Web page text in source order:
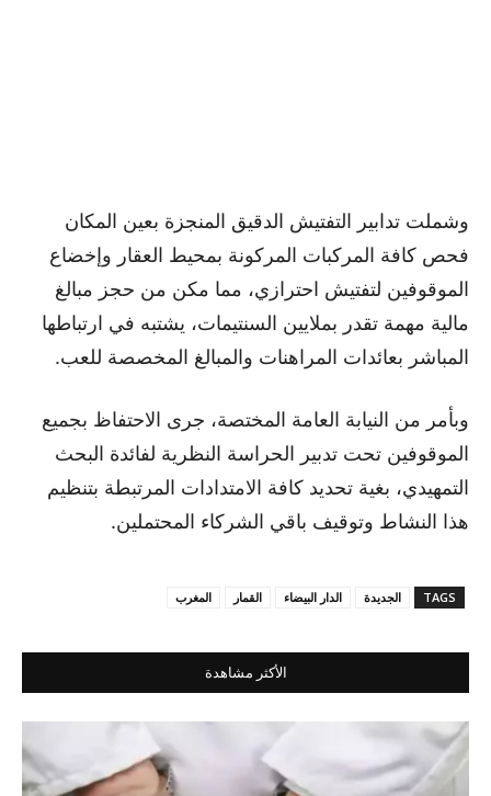
وشملت تدابير التفتيش الدقيق المنجزة بعين المكان
فحص كافة المركبات المركونة بمحيط العقار وإخضاع
الموقوفين لتفتيش احترازي، مما مكن من حجز مبالغ
مالية مهمة تقدر بملايين السنتيمات، يشتبه في ارتباطها
المباشر بعائدات المراهنات والمبالغ المخصصة للعب.
وبأمر من النيابة العامة المختصة، جرى الاحتفاظ بجميع
الموقوفين تحت تدبير الحراسة النظرية لفائدة البحث
التمهيدي، بغية تحديد كافة الامتدادات المرتبطة بتنظيم
هذا النشاط وتوقيف باقي الشركاء المحتملين.
TAGS الجديدة الدار البيضاء القمار المغرب
الأكثر مشاهدة